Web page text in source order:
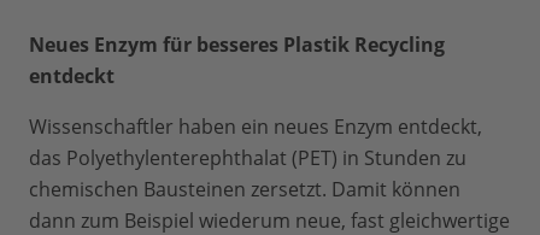
Neues Enzym für besseres Plastik Recycling
entdeckt
Wissenschaftler haben ein neues Enzym entdeckt,
das Polyethylenterephthalat (PET) in Stunden zu
chemischen Bausteinen zersetzt. Damit können
dann ​zum Beispiel wiederum neue, fast gleichwertige